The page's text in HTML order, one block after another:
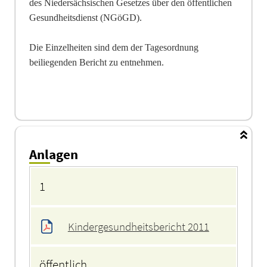
des Niedersächsischen Gesetzes über den öffentlichen
Gesundheitsdienst (NGöGD).
Die Einzelheiten sind dem der Tagesordnung
beiliegenden Bericht zu entnehmen.
Anlagen
1
Kindergesundheitsbericht 2011